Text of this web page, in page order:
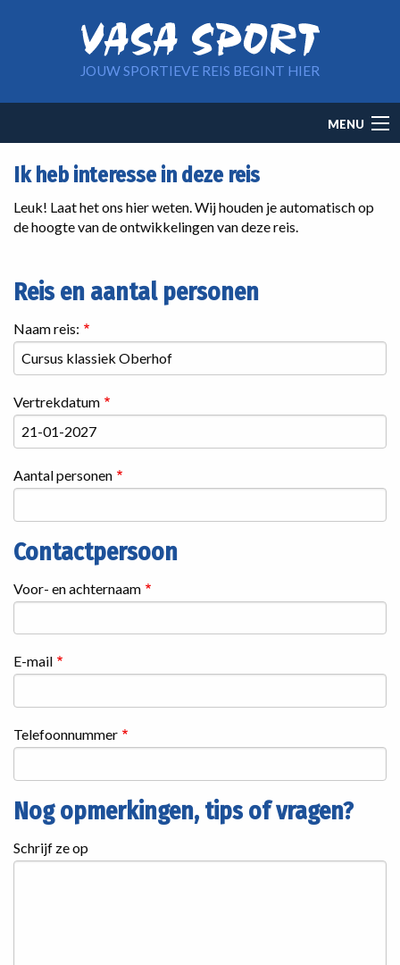
JOUW SPORTIEVE REIS BEGINT HIER
navigation
MENU
Ik heb interesse in deze reis
Leuk! Laat het ons hier weten. Wij houden je automatisch op
de hoogte van de ontwikkelingen van deze reis.
Reis en aantal personen
Naam reis:
Vertrekdatum
Aantal personen
Contactpersoon
Contactgegevens
Voor- en achternaam
E-mail
Telefoonnummer
Nog opmerkingen, tips of vragen?
Schrijf ze op